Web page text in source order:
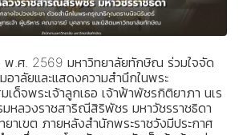
พ.ศ. 2569 มหาวิทยาลัยทักษิณ ร่วมใจจัด
าลัยและแสดงความสำนึกในพระ
จพระเจ้าลูกเธอ เจ้าฟ้าพัชรกิติยาภา นเร
หลวงราชสาริณีสิริพัชร มหาวัชรราชธิดา
าเขต ภายหลังสำนักพระราชวังมีประกาศ